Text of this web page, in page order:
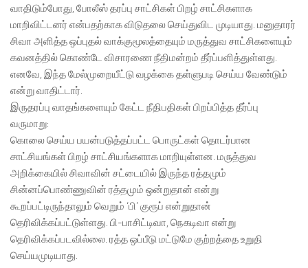
வாதிடும்போது, போலீஸ் தரப்பு சாட்சிகள் பிறழ் சாட்சிகளாக
மாறிவிட்டனர் என்பதற்காக விடுதலை செய்துவிட முடியாது. மனுதாரர்
சிவா அளித்த ஒப்புதல் வாக்குமூலத்தையும் மருத்துவ சாட்சிகளையும்
கவனத்தில் கொண்டே விசாரணை நீதிமன்றம் தீர்ப்பளித்துள்ளது.
எனவே, இந்த மேல்முறையீட்டு வழக்கை தள்ளுபடி செய்ய வேண்டும்
என்று வாதிட்டார்.
இருதரப்பு வாதங்களையும் கேட்ட நீதிபதிகள் பிறப்பித்த தீர்ப்பு
வருமாறு:
கொலை செய்ய பயன்படுத்தப்பட்ட பொருட்கள் தொடர்பான
சாட்சியங்கள் பிறழ் சாட்சியங்களாக மாறியுள்ளன. மருத்துவ
அறிக்கையில் சிவாவின் சட்டையில் இருந்த ரத்தமும்
சின்னப்பொண்ணுவின் ரத்தமும் ஒன்றுதான் என்று
கூறப்பட்டிருந்தாலும் வெறும் ‘பி’ குரூப் என்றுதான்
தெரிவிக்கப்பட்டுள்ளது. பி-பாசிட்டிவா, நெகடிவா என்று
தெரிவிக்கப்படவில்லை. ரத்த ஒப்பீடு மட்டுமே குற்றத்தை உறுதி
செய்யமுடியாது.